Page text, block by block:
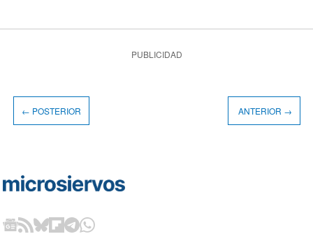
PUBLICIDAD
← POSTERIOR ANTERIOR →